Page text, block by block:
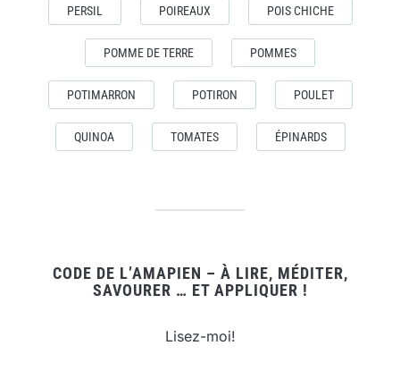
PERSIL POIREAUX POIS CHICHE
POMME DE TERRE POMMES
POTIMARRON POTIRON POULET
QUINOA TOMATES ÉPINARDS
CODE DE L’AMAPIEN – À LIRE, MÉDITER,
SAVOURER … ET APPLIQUER !
Lisez-moi!